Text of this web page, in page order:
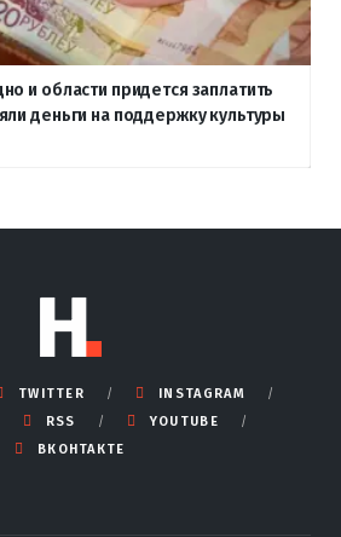
и области придется заплатить
деньги на поддержку культуры
TWITTER
INSTAGRAM
RSS
YOUTUBE
ВКОНТАКТЕ